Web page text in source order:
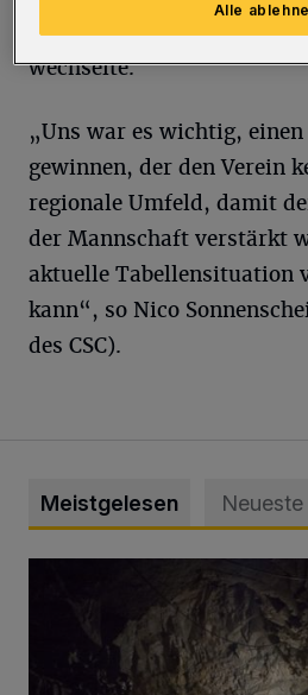
zum FSV Duisburg und
wechselte.
„Uns war es wichtig,
gewinnen, der den Verein
regionale Umfeld, damit
der Mannschaft verstärkt
aktuelle Tabellensituation
kann“, so Nico
des CSC).
Meistgelesen
Alle